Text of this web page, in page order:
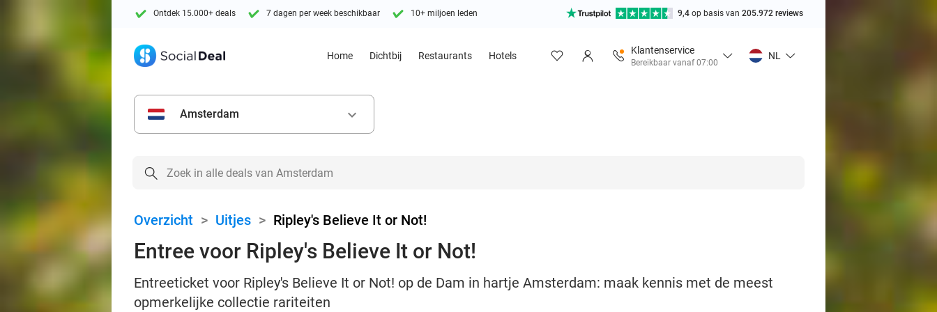
Ontdek 15.000+ deals 7 dagen per week beschikbaar 10+ miljoen leden 9,4 op basis van 205.972 reviews
Home Dichtbij Restaurants Hotels
Klantenservice
Bereikbaar vanaf 07:00
NL
Amsterdam keyboard_arrow_down
Overzicht > Uitjes > Ripley's Believe It or Not!
Entree voor Ripley's Believe It or Not!
Entreeticket voor Ripley's Believe It or Not! op de Dam in hartje Amsterdam: maak kennis met de meest
opmerkelijke collectie rariteiten